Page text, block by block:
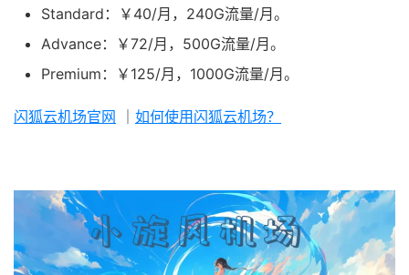
Standard：￥40/月，240G流量/月。
Advance：￥72/月，500G流量/月。
Premium：￥125/月，1000G流量/月。
闪狐云机场官网 如何使用闪狐云机场？